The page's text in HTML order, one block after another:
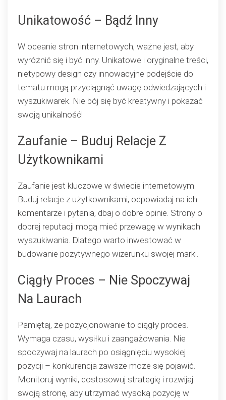
Unikatowość – Bądź Inny
W oceanie stron internetowych, ważne jest, aby
wyróżnić się i być inny. Unikatowe i oryginalne treści,
nietypowy design czy innowacyjne podejście do
tematu mogą przyciągnąć uwagę odwiedzających i
wyszukiwarek. Nie bój się być kreatywny i pokazać
swoją unikalność!
Zaufanie – Buduj Relacje Z
Użytkownikami
Zaufanie jest kluczowe w świecie internetowym.
Buduj relacje z użytkownikami, odpowiadaj na ich
komentarze i pytania, dbaj o dobre opinie. Strony o
dobrej reputacji mogą mieć przewagę w wynikach
wyszukiwania. Dlatego warto inwestować w
budowanie pozytywnego wizerunku swojej marki.
Ciągły Proces – Nie Spoczywaj
Na Laurach
Pamiętaj, że pozycjonowanie to ciągły proces.
Wymaga czasu, wysiłku i zaangażowania. Nie
spoczywaj na laurach po osiągnięciu wysokiej
pozycji – konkurencja zawsze może się pojawić.
Monitoruj wyniki, dostosowuj strategię i rozwijaj
swoją stronę, aby utrzymać wysoką pozycję w